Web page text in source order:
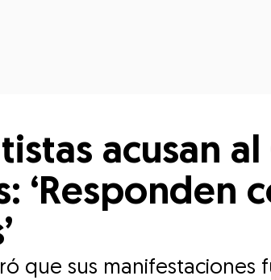
acusan
‘Responden
que sus
global.social-whatsapp